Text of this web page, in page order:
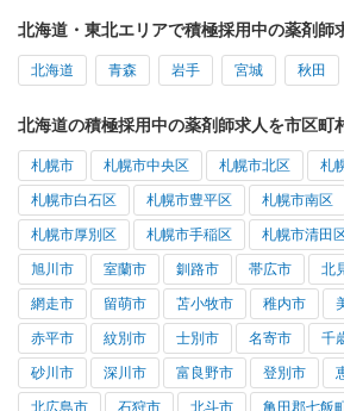
北海道・東北エリアで積極採用中の薬剤師
北海道 青森 岩手 宮城 秋田
北海道の積極採用中の薬剤師求人を市区町
札幌市 札幌市中央区 札幌市北区 札
札幌市白石区 札幌市豊平区 札幌市南区
札幌市厚別区 札幌市手稲区 札幌市清田
旭川市 室蘭市 釧路市 帯広市 北
網走市 留萌市 苫小牧市 稚内市
赤平市 紋別市 士別市 名寄市 千
砂川市 深川市 富良野市 登別市